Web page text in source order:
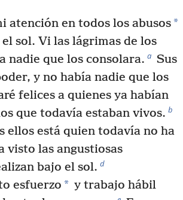
atención en todos los abusos*
sol. Vi las lágrimas de los
nadie que los consolara. a Sus
y no había nadie que los
felices a quienes ya habían
que todavía estaban vivos. b
ellos está quien todavía no ha
visto las angustiosas
bajo el sol. d
esfuerzo * y trabajo hábil